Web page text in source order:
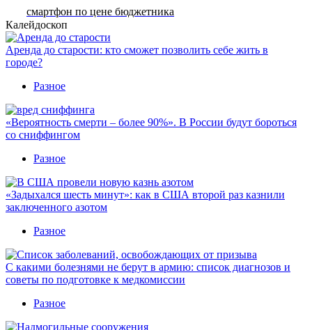
смартфон по цене бюджетника
Калейдоскоп
Аренда до старости: кто сможет позволить себе жить в
городе?
Разное
«Вероятность смерти – более 90%». В России будут бороться
со сниффингом
Разное
«Задыхался шесть минут»: как в США второй раз казнили
заключенного азотом
Разное
С какими болезнями не берут в армию: список диагнозов и
советы по подготовке к медкомиссии
Разное